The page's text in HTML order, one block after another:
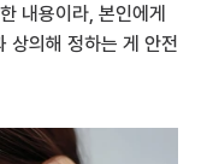
내용이라, 본인에게
상의해 정하는 게 안전